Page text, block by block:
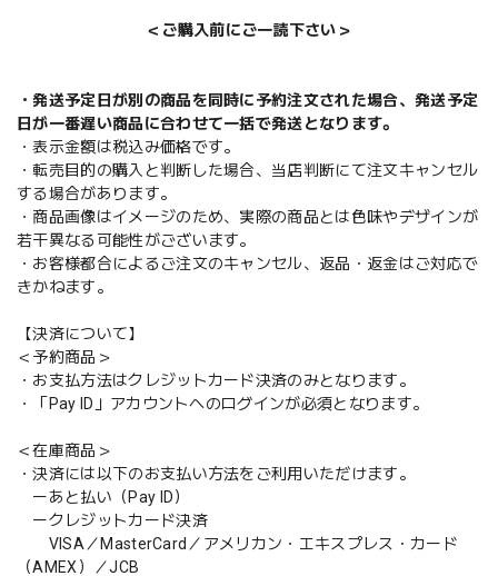
＜ご購入前にご一読下さい＞
・発送予定日が別の商品を同時に予約注文された場合、発送予定
日が一番遅い商品に合わせて一括で発送となります。
・表示金額は税込み価格です。
・転売目的の購入と判断した場合、当店判断にて注文キャンセル
する場合があります。
・商品画像はイメージのため、実際の商品とは色味やデザインが
若干異なる可能性がございます。
・お客様都合によるご注文のキャンセル、返品・返金はご対応で
きかねます。
【決済について】
＜予約商品＞
・お支払方法はクレジットカード決済のみとなります。
・「Pay ID」アカウントへのログインが必須となります。
＜在庫商品＞
・決済には以下のお支払い方法をご利用いただけます。
ーあと払い（Pay ID）
ークレジットカード決済
VISA／MasterCard／アメリカン・エキスプレス・カード
（AMEX）／JCB